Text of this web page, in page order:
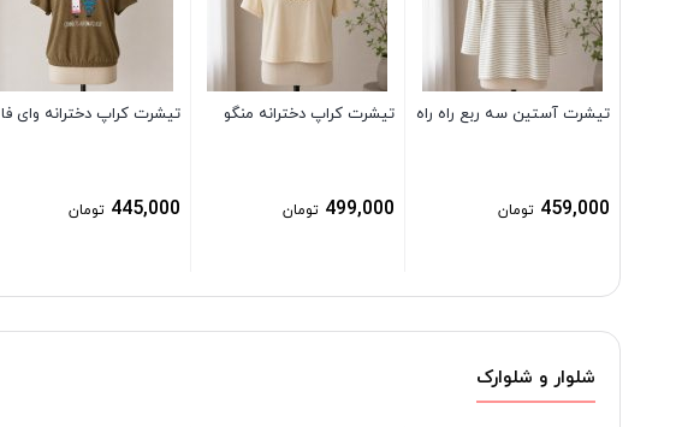
تیشرت آستین سه ربع راه راه
459,000 تومان
تیشرت کراپ دخترانه منگو
499,000 تومان
تیشرت کراپ دخترانه وای فا
445,000 تومان
شلوار و شلوارک